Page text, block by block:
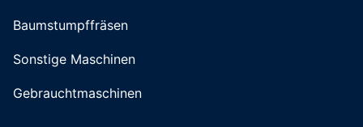
Baumstumpffräsen
Sonstige Maschinen
Gebrauchtmaschinen